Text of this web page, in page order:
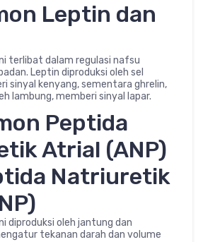
Leptin dan
terlibat dalam regulasi nafsu
Leptin diproduksi oleh sel
sinyal kenyang, sementara ghrelin,
lambung, memberi sinyal lapar.
Peptida
Atrial (ANP)
Natriuretik
diproduksi oleh jantung dan
tekanan darah dan volume